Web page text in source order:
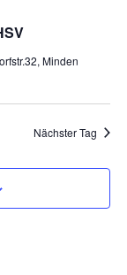
Minden
Nächster Tag